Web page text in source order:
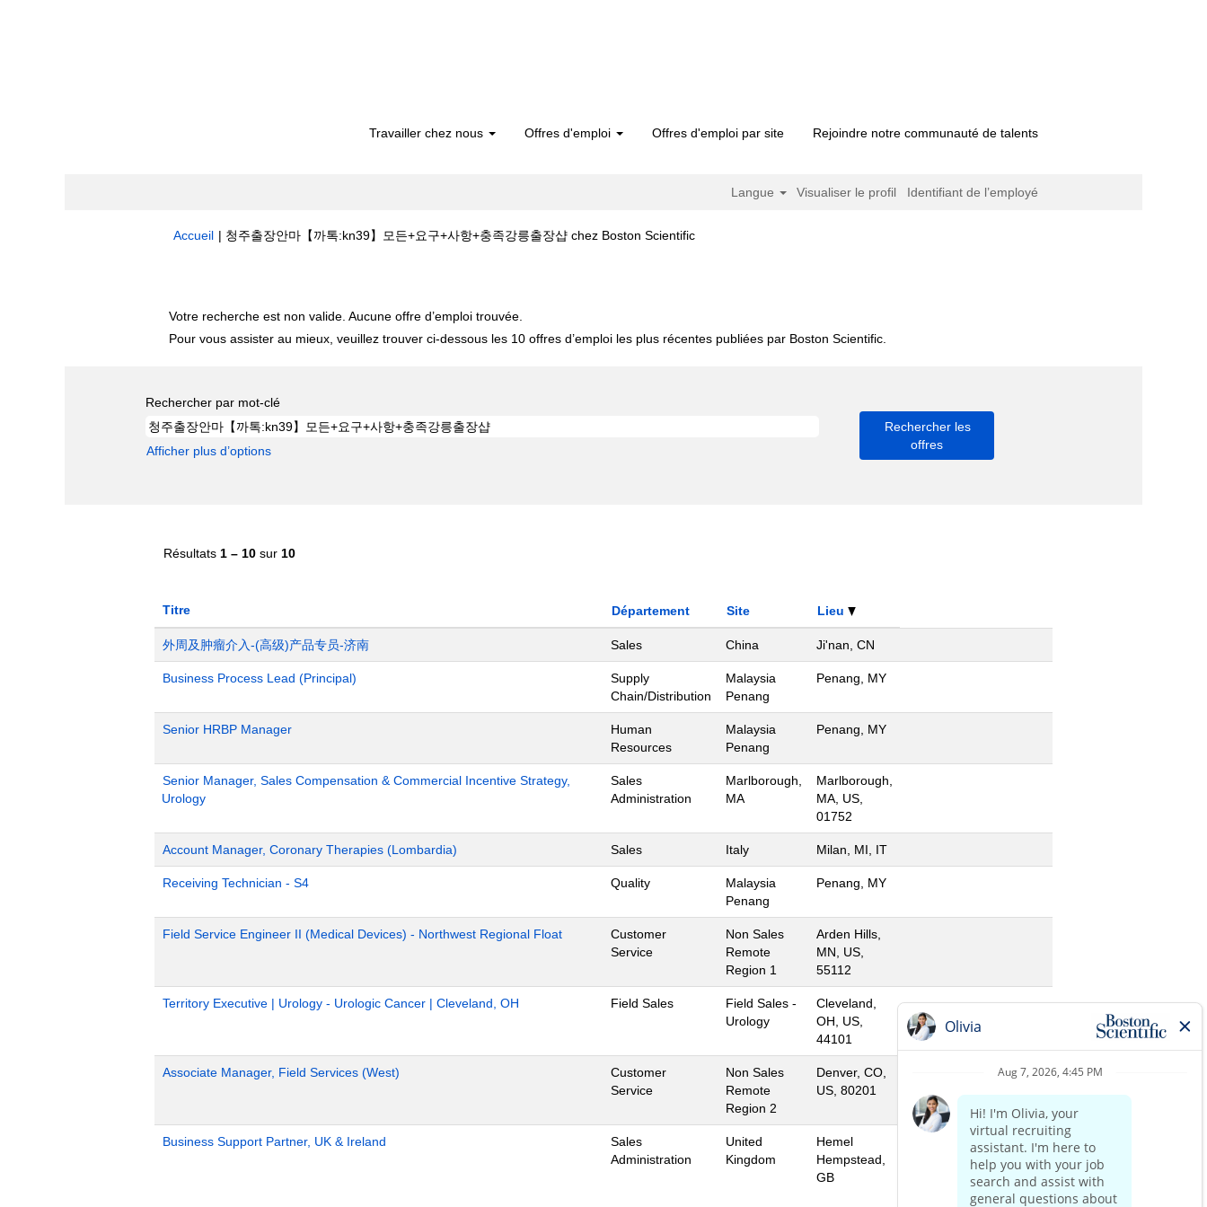
Travailler chez nous Offres d'emploi Offres d'emploi par site Rejoindre notre communauté de talents
Langue Visualiser le profil Identifiant de l’employé
Accueil | 청주출장안마【까톡:kn39】모든+요구+사항+충족강릉출장샵 chez Boston Scientific(page
Votre recherche est non valide. Aucune offre d’emploi trouvée.
Pour vous assister au mieux, veuillez trouver ci-dessous les 10 offres d’emploi les plus récentes publiées par Boston Scientific.
Rechercher par mot-clé
Afficher plus d’options
Résultats 1 – 10 sur 10
Titre Département Site Lieu
外周及肿瘤介入-(高级)产品专员-济南 Sales China Ji'nan, CN
Business Process Lead (Principal)
Supply
Chain/Distribution
Malaysia
Penang
Penang, MY
Senior HRBP Manager
Human
Resources
Malaysia
Penang
Penang, MY
Senior Manager, Sales Compensation & Commercial Incentive Strategy,
Urology
Sales
Administration
Marlborough,
MA
Marlborough,
MA, US,
01752
Account Manager, Coronary Therapies (Lombardia) Sales Italy Milan, MI, IT
Receiving Technician - S4 Quality
Malaysia
Penang
Penang, MY
Field Service Engineer II (Medical Devices) - Northwest Regional Float
Customer
Service
Non Sales
Remote
Region 1
Arden Hills,
MN, US,
55112
Territory Executive | Urology - Urologic Cancer | Cleveland, OH Field Sales
Field Sales -
Urology
Cleveland,
OH, US,
44101
Associate Manager, Field Services (West)
Customer
Service
Non Sales
Remote
Region 2
Denver, CO,
US, 80201
Business Support Partner, UK & Ireland
Sales
Administration
United
Kingdom
Hemel
Hempstead,
GB